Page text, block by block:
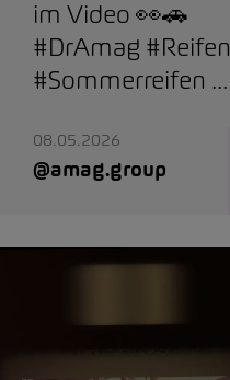
im Video 👀🚗
#DrAmag #Reifen
#Sommerreifen ...
08.05.2026
@amag.group